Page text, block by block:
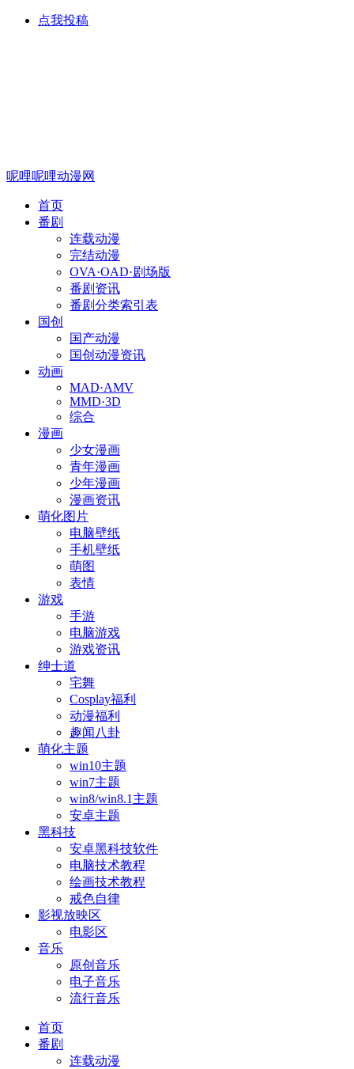
点我投稿
呢哩呢哩动漫网
首页
番剧
连载动漫
完结动漫
OVA·OAD·剧场版
番剧资讯
番剧分类索引表
国创
国产动漫
国创动漫资讯
动画
MAD·AMV
MMD·3D
综合
漫画
少女漫画
青年漫画
少年漫画
漫画资讯
萌化图片
电脑壁纸
手机壁纸
萌图
表情
游戏
手游
电脑游戏
游戏资讯
绅士道
宅舞
Cosplay福利
动漫福利
趣闻八卦
萌化主题
win10主题
win7主题
win8/win8.1主题
安卓主题
黑科技
安卓黑科技软件
电脑技术教程
绘画技术教程
戒色自律
影视放映区
电影区
音乐
原创音乐
电子音乐
流行音乐
首页
番剧
连载动漫